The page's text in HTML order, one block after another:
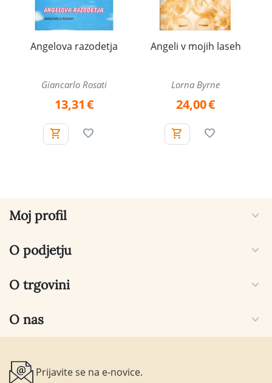
Angelova razodetja
Giancarlo Rosati
13,31€
Angeli v mojih laseh
Lorna Byrne
24,00€
Moj profil
O podjetju
O trgovini
O nas
Prijavite se na e-novice.